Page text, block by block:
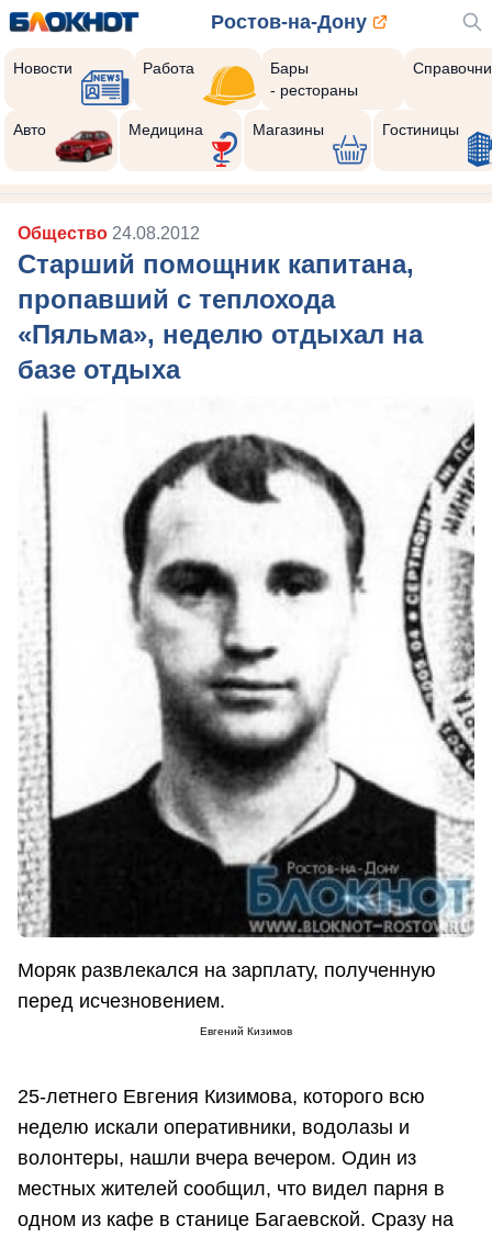
Ростов-на-Дону
Новости Работа
Бары
- рестораны
Авто Медицина Магазины Гостиницы
Общество 24.08.2012
Старший помощник капитана,
пропавший с теплохода
«Пяльма», неделю отдыхал на
базе отдыха
Моряк развлекался на зарплату, полученную
перед исчезновением.
Евгений Кизимов
25-летнего Евгения Кизимова, которого всю
неделю искали оперативники, водолазы и
волонтеры, нашли вчера вечером. Один из
местных жителей сообщил, что видел парня в
одном из кафе в станице Багаевской. Сразу на